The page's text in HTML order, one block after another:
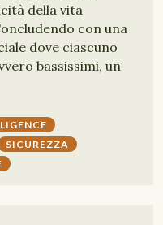
della vita
con una
dove ciascuno
bassissimi, un
SICUREZZA